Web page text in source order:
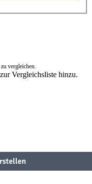
vergleichen.
Vergleichsliste hinzu.